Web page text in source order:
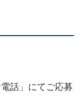
話」にてご応募